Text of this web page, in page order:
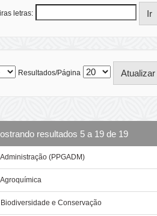
letras:
Resultados/Página
resultados 5 a 19 de 19
(PPGADM)
e Conservação